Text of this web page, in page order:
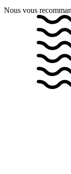
Nous vous